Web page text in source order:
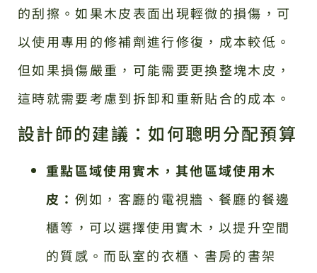
的刮擦。如果木皮表面出現輕微的損傷，可
以使用專用的修補劑進行修復，成本較低。
但如果損傷嚴重，可能需要更換整塊木皮，
這時就需要考慮到拆卸和重新貼合的成本。
設計師的建議：如何聰明分配預算
重點區域使用實木，其他區域使用木
皮： 例如，客廳的電視牆、餐廳的餐邊
櫃等，可以選擇使用實木，以提升空間
的質感。而臥室的衣櫃、書房的書架